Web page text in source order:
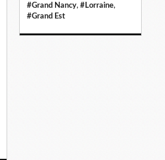
#Grand Nancy, #Lorraine,
#Grand Est